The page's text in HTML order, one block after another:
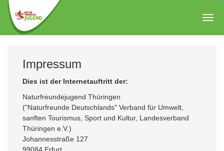
Zum
Hauptinhalt
springen
Impressum
Dies ist der Internetauftritt der:
Naturfreundejugend Thüringen
("Naturfreunde Deutschlands" Verband für Umwelt,
sanften Tourismus, Sport und Kultur, Landesverband
Thüringen e.V.)
Johannesstraße 127